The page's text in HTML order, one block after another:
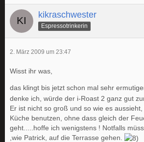
kikraschwester
Espressotrinkerin
2. März 2009 um 23:47
Wisst ihr was,
das klingt bis jetzt schon mal sehr
denke ich, würde der i-Roast 2 ganz gut
Er ist nicht so groß und so wie es
Küche benutzen, ohne dass gleich der
geht.....hoffe ich wenigstens ! Notfalls
,wie Patrick, auf die Terrasse gehen.